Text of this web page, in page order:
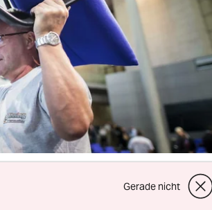
Gerade nicht